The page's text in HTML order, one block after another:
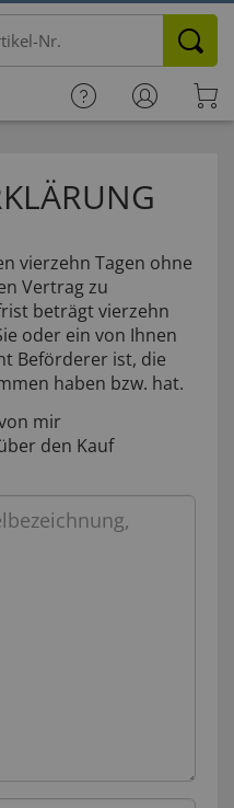
vierzehn Tagen ohne
Vertrag zu
beträgt vierzehn
oder ein von Ihnen
Beförderer ist, die
haben bzw. hat.
mir
den Kauf